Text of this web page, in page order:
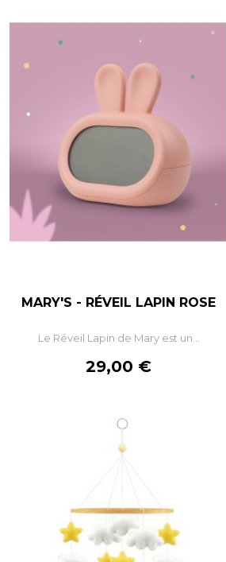
MARY'S - RÉVEIL LAPIN ROSE
Le Réveil Lapin de Mary est un...
Prix
29,00 €
– +